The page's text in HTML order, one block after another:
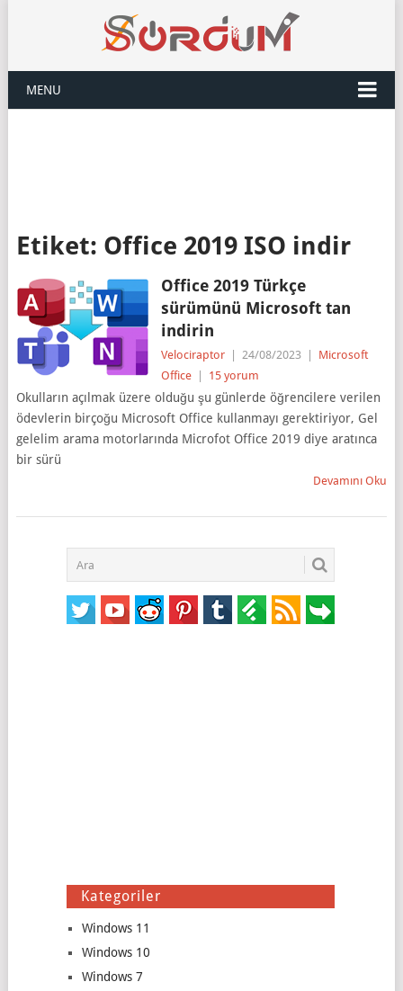
MENU
Etiket: Office 2019 ISO indir
Office 2019 Türkçe
sürümünü Microsoft tan
indirin
Velociraptor 24/08/2023
Microsoft
Office
15 yorum
Okulların açılmak üzere olduğu şu günlerde öğrencilere verilen
ödevlerin birçoğu Microsoft Office kullanmayı gerektiriyor, Gel
gelelim arama motorlarında Microfot Office 2019 diye aratınca
bir sürü
Devamını Oku
Kategoriler
Windows 11
Windows 10
Windows 7